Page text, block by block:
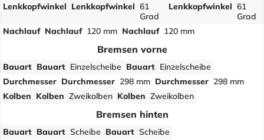
Lenkkopfwinkel Lenkkopfwinkel 61
Grad
Lenkkopfwinkel 61
Grad
Nachlauf Nachlauf 120 mm Nachlauf 120 mm
Bremsen vorne
Bauart Bauart Einzelscheibe Bauart Einzelscheibe
Durchmesser Durchmesser 298 mm Durchmesser 298 mm
Kolben Kolben Zweikolben Kolben Zweikolben
Bremsen hinten
Bauart Bauart Scheibe Bauart Scheibe